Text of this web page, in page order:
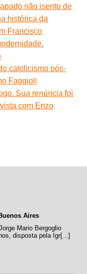
não isento de
histórica da
Francisco
catolicismo pós-
Faggioli
Sua renúncia foi
com Enzo
Aires
Mario Bergoglio
disposta pela Igr[...]